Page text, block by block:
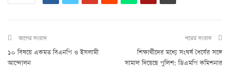
আগের সংবাদ
১০ বিষয়ে একমত বিএনপি ও ইসলামী
আন্দোলন
পরের সংবাদ
শিক্ষার্থীদের মধ্যে সংঘর্ষ ধৈর্যের সঙ্গে
সামাল দিয়েছে পুলিশ: ডিএমপি কমিশনার